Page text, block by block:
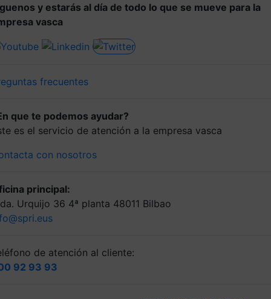
y estarás al día de todo lo que se mueve para la
vasca
frecuentes
que te podemos ayudar?
es el servicio de atención a la empresa vasca
con nosotros
principal:
Urquijo 36 4ª planta 48011 Bilbao
de atención al cliente:
92 93 93